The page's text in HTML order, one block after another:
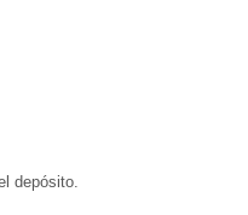
depósito.